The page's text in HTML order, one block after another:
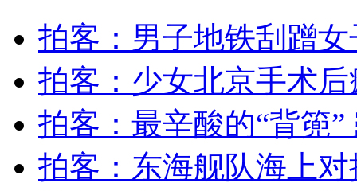
无痛分娩是否安全 医生回应
外交部：反对强权政治霸凌主义
外交部：有关国家言论片面不公正
拍客：男子地铁刮蹭
拍客：少女北京手术
拍客：最辛酸的“背篼”
拍客：东海舰队海上